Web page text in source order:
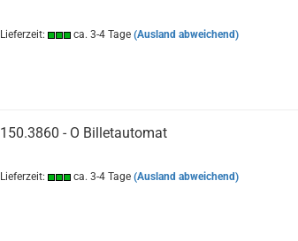
Lieferzeit: ca. 3-4 Tage (Ausland abweichend)
150.3860 - O Billetautomat
Lieferzeit: ca. 3-4 Tage (Ausland abweichend)